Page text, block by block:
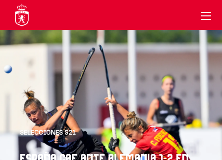
SELECCIONES S21